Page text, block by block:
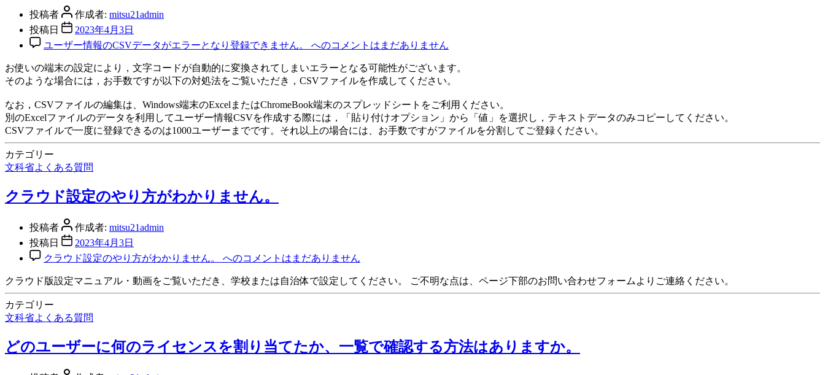
投稿者 作成者: mitsu21admin
投稿日
2023年4月3日
ユーザー情報のCSVデータがエラーとなり登録できません。 へのコメントはまだありません
お使いの端末の設定により，文字コードが自動的に変換されてしまいエラーとなる可能性がございます。
そのような場合には，お手数ですが以下の対処法をご覧いただき，CSVファイルを作成してください。
なお，CSVファイルの編集は、Windows端末のExcelまたはChromeBook端末のスプレッドシートをご利用ください。
別のExcelファイルのデータを利用してユーザー情報CSVを作成する際には，「貼り付けオプション」から「値」を選択し，テキストデータのみコピーしてください。
CSVファイルで一度に登録できるのは1000ユーザーまでです。それ以上の場合には、お手数ですがファイルを分割してご登録ください。
カテゴリー
文科省よくある質問
クラウド設定のやり方がわかりません。
投稿者 作成者: mitsu21admin
投稿日
2023年4月3日
クラウド設定のやり方がわかりません。 へのコメントはまだありません
クラウド版設定マニュアル・動画をご覧いただき、学校または自治体で設定してください。 ご不明な点は、ページ下部のお問い合わせフォームよりご連絡ください。
カテゴリー
文科省よくある質問
どのユーザーに何のライセンスを割り当てたか、一覧で確認する方法はありますか。